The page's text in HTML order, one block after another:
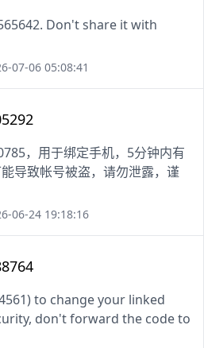
Don't share it with
07-06 05:08:41
，用于绑定手机，5分钟内有
导致帐号被盗，请勿泄露，谨
06-24 19:18:16
to change your linked
don't forward the code to